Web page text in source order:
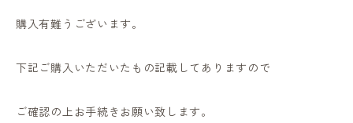
購入有難うございます。
下記ご購入いただいたもの記載してありますので
ご確認の上お手続きお願い致します。